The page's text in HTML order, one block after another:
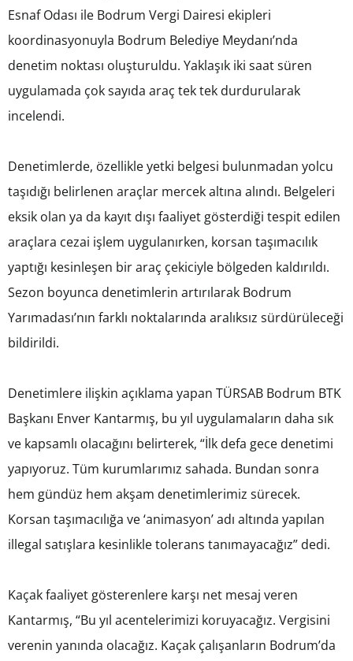
Esnaf Odası ile Bodrum Vergi Dairesi ekipleri
koordinasyonuyla Bodrum Belediye Meydanı’nda
denetim noktası oluşturuldu. Yaklaşık iki saat süren
uygulamada çok sayıda araç tek tek durdurularak
incelendi.
Denetimlerde, özellikle yetki belgesi bulunmadan yolcu
taşıdığı belirlenen araçlar mercek altına alındı. Belgeleri
eksik olan ya da kayıt dışı faaliyet gösterdiği tespit edilen
araçlara cezai işlem uygulanırken, korsan taşımacılık
yaptığı kesinleşen bir araç çekiciyle bölgeden kaldırıldı.
Sezon boyunca denetimlerin artırılarak Bodrum
Yarımadası’nın farklı noktalarında aralıksız sürdürüleceği
bildirildi.
Denetimlere ilişkin açıklama yapan TÜRSAB Bodrum BTK
Başkanı Enver Kantarmış, bu yıl uygulamaların daha sık
ve kapsamlı olacağını belirterek, “İlk defa gece denetimi
yapıyoruz. Tüm kurumlarımız sahada. Bundan sonra
hem gündüz hem akşam denetimlerimiz sürecek.
Korsan taşımacılığa ve ‘animasyon’ adı altında yapılan
illegal satışlara kesinlikle tolerans tanımayacağız” dedi.
Kaçak faaliyet gösterenlere karşı net mesaj veren
Kantarmış, “Bu yıl acentelerimizi koruyacağız. Vergisini
verenin yanında olacağız. Kaçak çalışanların Bodrum’da